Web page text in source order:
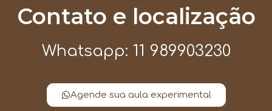
Contato e localização
Whatsapp: 11 989903230
Agende sua aula experimental